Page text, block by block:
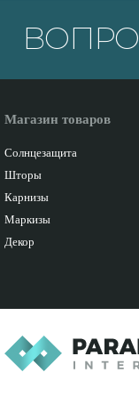
Магазин товаров
Солнцезащита
Шторы
Карнизы
Маркизы
Декор